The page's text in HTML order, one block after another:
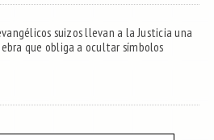
suizos llevan a la Justicia una
que obliga a ocultar símbolos